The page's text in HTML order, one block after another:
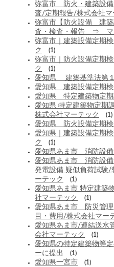
弥富市 防火・建築設備
査/定期報告/株式会社マ
弥富市【防火設備 建
査・検査・報告 ⇒ マ
弥富市｜建築設備定期
ク
(1)
弥富市｜防火設備定期
ク
(1)
愛知県 建築基準法第
愛知県 建築設備定期検
愛知県 特定建築物定期
愛知県 特定建築物定期
株式会社マーテック
(1)
愛知県 防火設備定期検
愛知県｜建築設備定期
ク
(1)
愛知県あま市 消防設
愛知県あま市 消防設
発電設備 疑似負荷試験/
ーテック
(1)
愛知県あま市 特定建築
社マーテック
(1)
愛知県あま市 防災管
目・費用/株式会社マー
愛知県あま市/連結送
会社マーテック
(1)
愛知県の特定建築物等
ーに提出
(1)
愛知県一宮市 (1)